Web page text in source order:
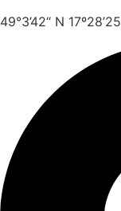
49°3’42“ N